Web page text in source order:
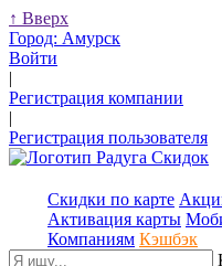
↑ Вверх
Город: Амурск
Войти
|
Регистрация компании
|
Регистрация пользователя
Скидки по карте
Активация карты
Компаниям Кэшбэк